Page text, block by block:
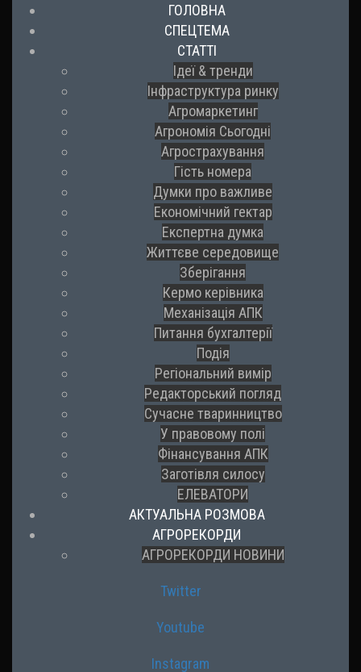
ГОЛОВНА
СПЕЦТЕМА
СТАТТІ
Ідеї & тренди
Інфраструктура ринку
Агромаркетинг
Агрономія Сьогодні
Агрострахування
Гість номера
Думки про важливе
Економічний гектар
Експертна думка
Життєве середовище
Зберігання
Кермо керівника
Механізація АПК
Питання бухгалтерії
Подія
Регіональний вимір
Редакторський погляд
Сучасне тваринництво
У правовому полі
Фінансування АПК
Заготівля силосу
ЕЛЕВАТОРИ
АКТУАЛЬНА РОЗМОВА
АГРОРЕКОРДИ
АГРОРЕКОРДИ НОВИНИ
Twitter
Youtube
Instagram